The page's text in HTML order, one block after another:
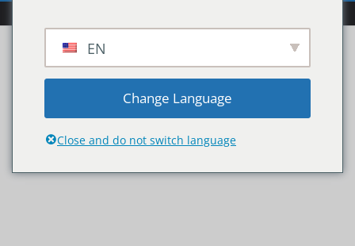
ab38ab4d8d6524387fbc
50c72c7a8466
EN
Change Language
Close and do not switch language